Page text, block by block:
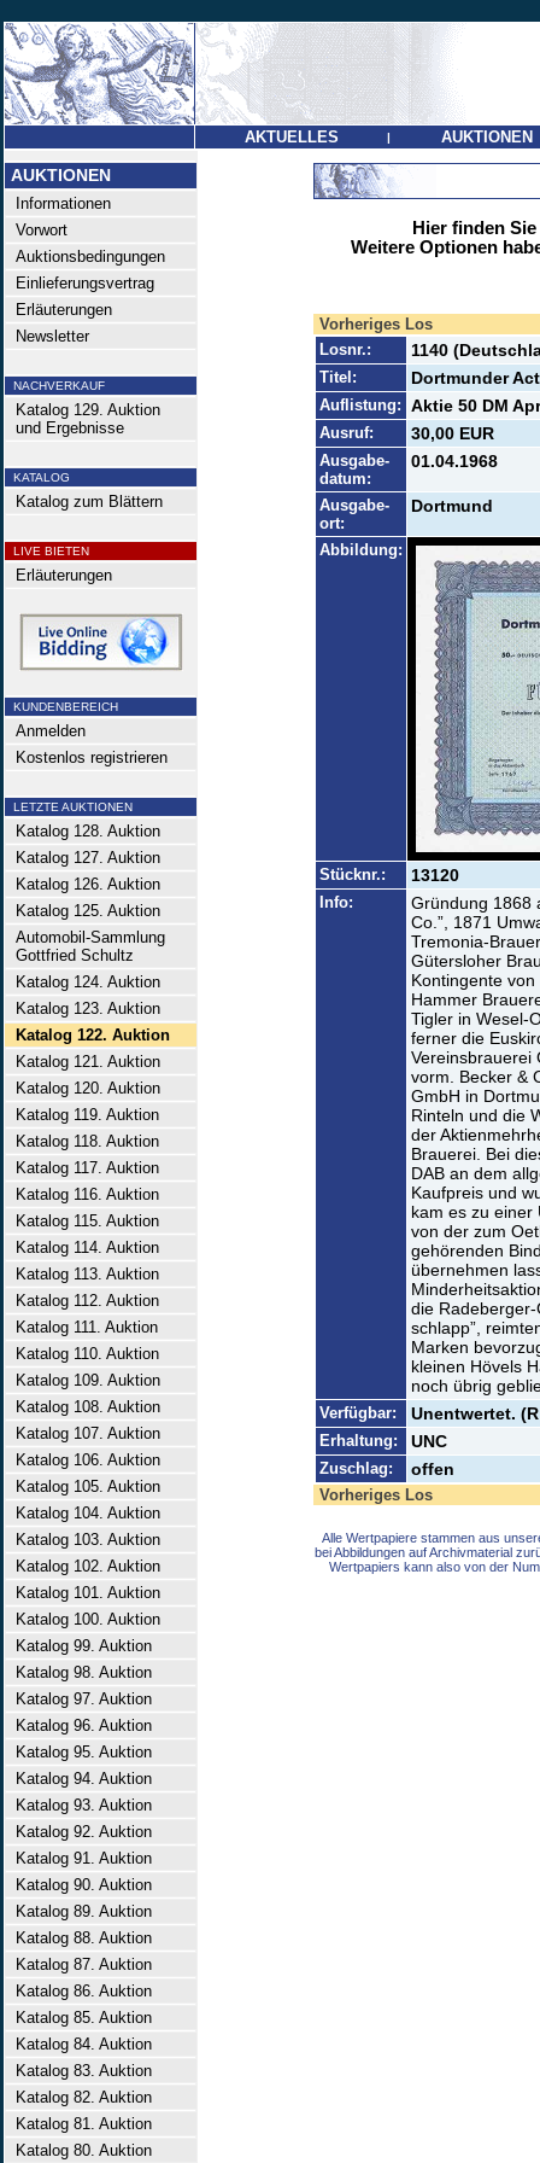
AKTUELLES | AUKTIONEN
AUKTIONEN
Informationen
Vorwort
Auktionsbedingungen
Einlieferungsvertrag
Erläuterungen
Newsletter
NACHVERKAUF
Katalog 129. Auktion
und Ergebnisse
KATALOG
Katalog zum Blättern
LIVE BIETEN
Erläuterungen
KUNDENBEREICH
Anmelden
Kostenlos registrieren
LETZTE AUKTIONEN
Katalog 128. Auktion
Katalog 127. Auktion
Katalog 126. Auktion
Katalog 125. Auktion
Automobil-Sammlung
Gottfried Schultz
Katalog 124. Auktion
Katalog 123. Auktion
Katalog 122. Auktion
Katalog 121. Auktion
Katalog 120. Auktion
Katalog 119. Auktion
Katalog 118. Auktion
Katalog 117. Auktion
Katalog 116. Auktion
Katalog 115. Auktion
Katalog 114. Auktion
Katalog 113. Auktion
Katalog 112. Auktion
Katalog 111. Auktion
Katalog 110. Auktion
Katalog 109. Auktion
Katalog 108. Auktion
Katalog 107. Auktion
Katalog 106. Auktion
Katalog 105. Auktion
Katalog 104. Auktion
Katalog 103. Auktion
Katalog 102. Auktion
Katalog 101. Auktion
Katalog 100. Auktion
Katalog 99. Auktion
Katalog 98. Auktion
Katalog 97. Auktion
Katalog 96. Auktion
Katalog 95. Auktion
Katalog 94. Auktion
Katalog 93. Auktion
Katalog 92. Auktion
Katalog 91. Auktion
Katalog 90. Auktion
Katalog 89. Auktion
Katalog 88. Auktion
Katalog 87. Auktion
Katalog 86. Auktion
Katalog 85. Auktion
Katalog 84. Auktion
Katalog 83. Auktion
Katalog 82. Auktion
Katalog 81. Auktion
Katalog 80. Auktion
Hier finden
Weitere Optionen
Vorheriges Los
Losnr.:
1140
Titel: Dortmunder
Auflistung: Aktie 50 DM
Ausruf: 30,00 EUR
Ausgabe-
datum:
01.04.1968
Ausgabe-
ort:
Dortmund
Abbildung:
Stücknr.: 13120
Info:
Gründung 1868
Co.”, 1871
Tremonia-
Gütersloher
Kontingente
Hammer
Tigler in Wesel-
ferner die
Vereinsbrauerei
vorm. Becker &
GmbH in
Rinteln und die
der
Brauerei. Bei
DAB an dem
Kaufpreis und
kam es zu einer
von der zum
gehörenden
übernehmen
die Radeberger-
schlapp”,
Marken
kleinen Hövels
noch übrig
Verfügbar: Unentwertet.
Erhaltung: UNC
Zuschlag: offen
Vorheriges Los
Alle Wertpapiere stammen aus
bei Abbildungen auf Archivmaterial
Wertpapiers kann also von der